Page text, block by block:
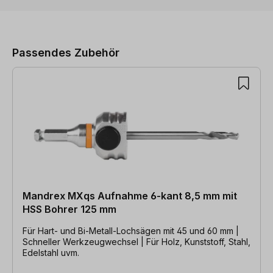
Passendes Zubehör
Mandrex MXqs Aufnahme 6-kant 8,5 mm mit
HSS Bohrer 125 mm
Für Hart- und Bi-Metall-Lochsägen mit 45 und 60 mm |
Schneller Werkzeugwechsel | Für Holz, Kunststoff, Stahl,
Edelstahl uvm.